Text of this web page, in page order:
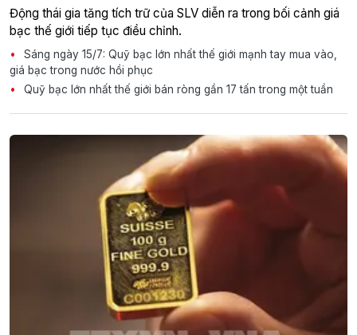
Động thái gia tăng tích trữ của SLV diễn ra trong bối cảnh giá
bạc thế giới tiếp tục điều chỉnh.
Sáng ngày 15/7: Quỹ bạc lớn nhất thế giới mạnh tay mua vào,
giá bạc trong nước hồi phục
Quỹ bạc lớn nhất thế giới bán ròng gần 17 tấn trong một tuần